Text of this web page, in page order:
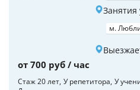
Занятия
м.
от 700 руб / час
Стаж 20 лет У репетитора У